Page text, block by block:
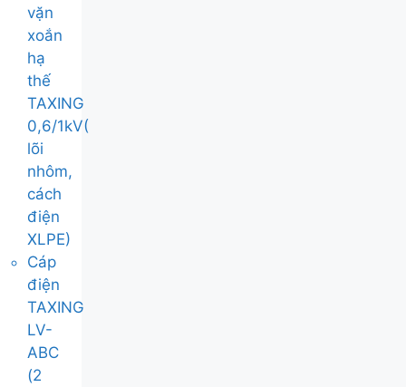
vặn
xoắn
hạ
thế
TAXING
0,6/1kV(
lõi
nhôm,
cách
điện
XLPE)
Cáp
điện
TAXING
LV-
ABC
(2